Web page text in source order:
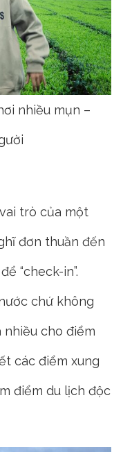
nhiều mụn –
trò của một
đơn thuần đến
“check-in”.
chứ không
nhiều cho điểm
các điểm xung
điểm du lịch độc